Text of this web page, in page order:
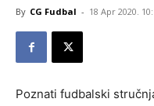
By CG Fudbal - 18 Apr 2020.
Poznati fudbalski